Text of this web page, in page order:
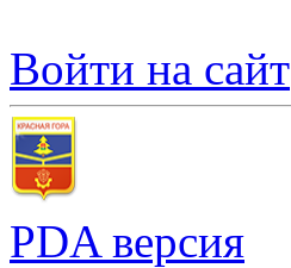
Войти на сайт
PDA версия